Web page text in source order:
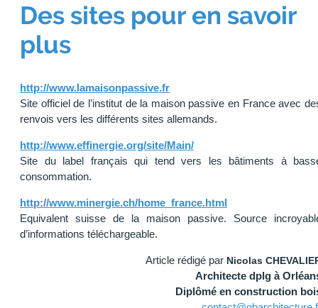
Des sites pour en savoir
plus
http://www.lamaisonpassive.fr
Site officiel de l’institut de la maison passive en France avec
renvois vers les différents sites allemands.
http://www.effinergie.org/site/Main/
Site du label français qui tend vers les bâtiments à
consommation.
http://www.minergie.ch/home_france.html
Equivalent suisse de la maison passive. Source
d’informations téléchargeable.
Article rédigé par Nicolas
Architecte dplg à
Diplômé en construction